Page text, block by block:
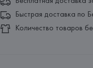
Быстрая доставка по
Количество товаров